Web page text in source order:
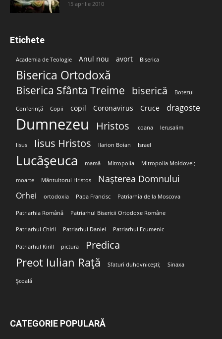
15 aprilie 2010
Etichete
Academia de Teologie Anul nou avort Biserica
Biserica Ortodoxă
Biserica Sfânta Treime biserică Botezul
Conferință Copii copil Coronavirus Cruce dragoste
Dumnezeu Hristos Icoana Ierusalim
Iisus Iisus Hristos Ilarion Boian Israel
Lucășeuca mamă Mitropolia Mitropolia Moldovei;
moarte Mântuitorul Hristos Nașterea Domnului
Orhei ortodoxia Papa Francisc Patriarhia de la Moscova
Patriarhia Română Patriarhul Bisericii Ortodoxe Române
Patriarhul Chiril Patriarhul Daniel Patriarhul Ecumenic
Patriarhul Kirill pictura Predica
Preot Iulian Rață Sfaturi duhovnicești; Sinaxa
Școală
CATEGORIE POPULARĂ